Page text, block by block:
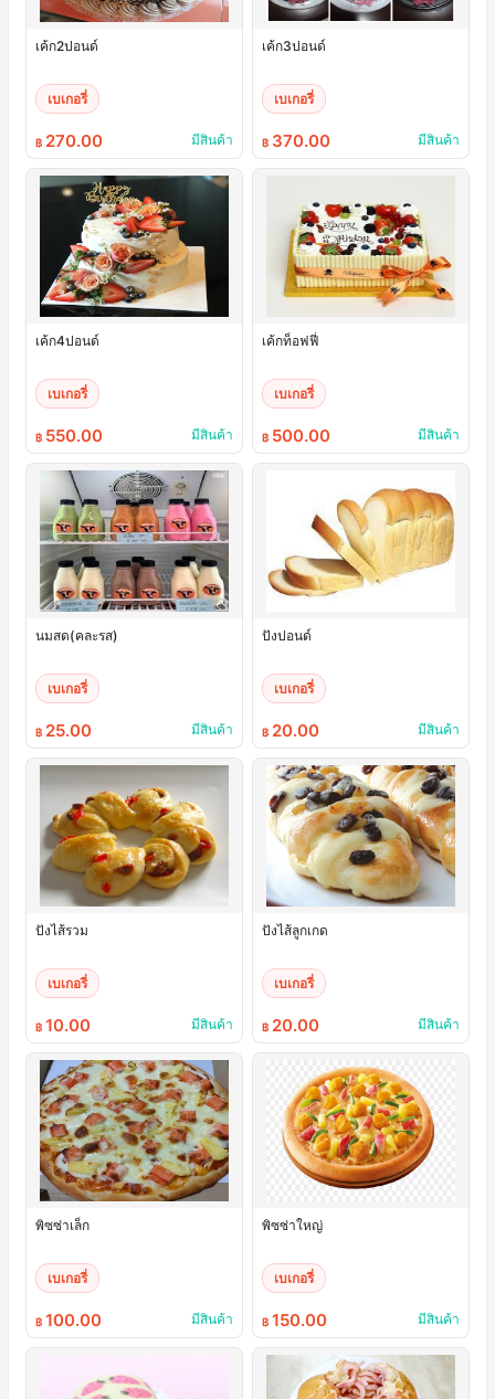
เค้ก2ปอนด์
เบเกอรี่
฿ 270.00 มีสินค้า
เค้ก3ปอนด์
เบเกอรี่
฿ 370.00 มีสินค้า
เค้ก4ปอนด์
เบเกอรี่
฿ 550.00 มีสินค้า
เค้กท็อฟฟี่
เบเกอรี่
฿ 500.00 มีสินค้า
นมสด(คละรส)
เบเกอรี่
฿ 25.00 มีสินค้า
ปังปอนด์
เบเกอรี่
฿ 20.00 มีสินค้า
ปังไส้รวม
เบเกอรี่
฿ 10.00 มีสินค้า
ปังไส้ลูกเกด
เบเกอรี่
฿ 20.00 มีสินค้า
พิซซ่าเล็ก
เบเกอรี่
฿ 100.00 มีสินค้า
พิซซ่าใหญ่
เบเกอรี่
฿ 150.00 มีสินค้า